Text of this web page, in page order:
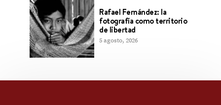
Rafael Fernández: la
fotografía como territorio
de libertad
5 agosto, 2026